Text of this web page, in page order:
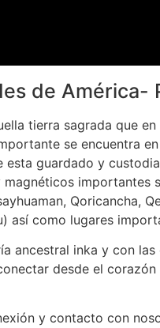
de América-
tierra sagrada que
se encuentra
esta guardado y
Qoricancha,
así como lugares
ancestral inka y con
desde el
y contacto con